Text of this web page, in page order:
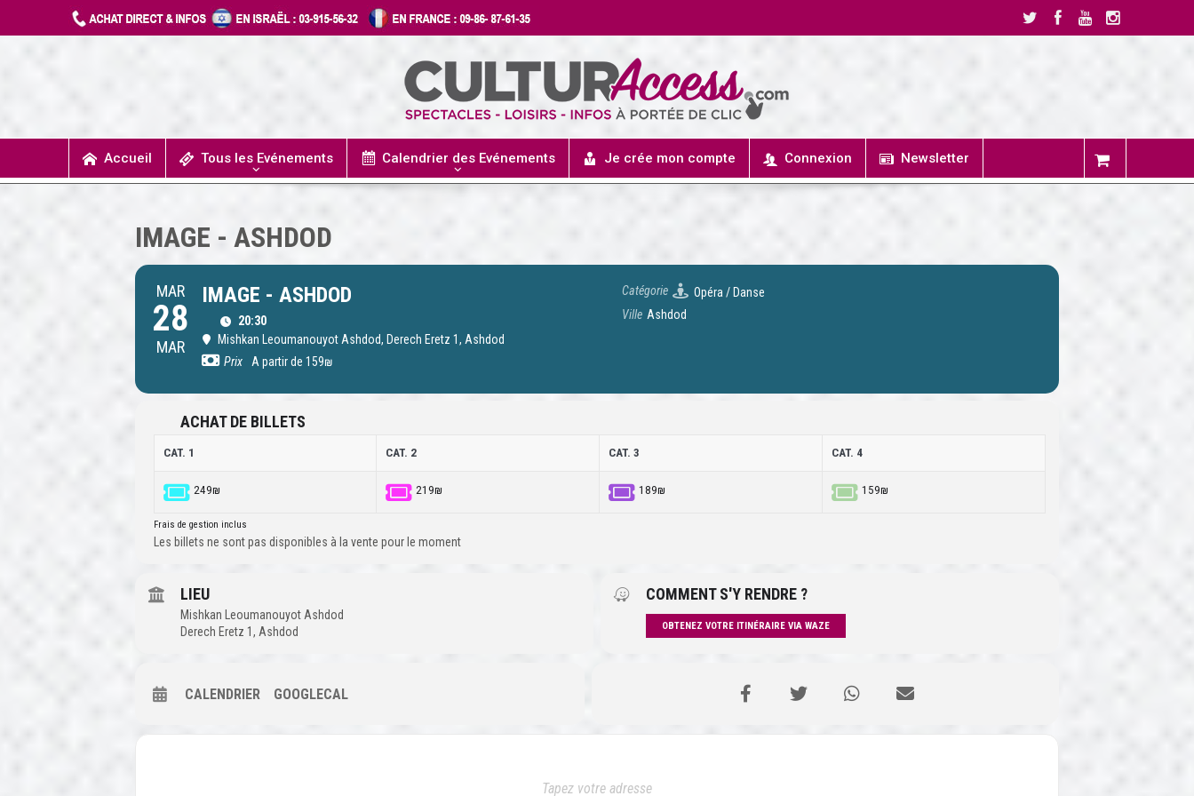
Accueil Tous les Evénements Calendrier des Evénements Je crée mon compte Connexion Newsletter
IMAGE - ASHDOD
MAR
28
MAR
IMAGE - ASHDOD
20:30
Mishkan Leoumanouyot Ashdod, Derech Eretz 1, Ashdod
Prix
A partir de 159₪
Catégorie
Opéra / Danse
Ville Ashdod
ACHAT DE BILLETS
CAT. 1 CAT. 2 CAT. 3 CAT. 4
249₪ 219₪ 189₪ 159₪
Frais de gestion inclus
Les billets ne sont pas disponibles à la vente pour le moment
LIEU
Mishkan Leoumanouyot Ashdod
Derech Eretz 1, Ashdod
COMMENT S'Y RENDRE ?
OBTENEZ VOTRE ITINÉRAIRE VIA WAZE
CALENDRIER GOOGLECAL